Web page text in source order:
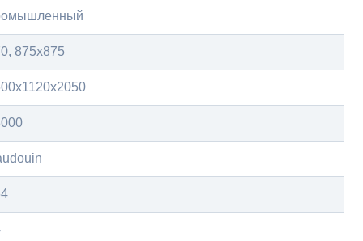
875х875